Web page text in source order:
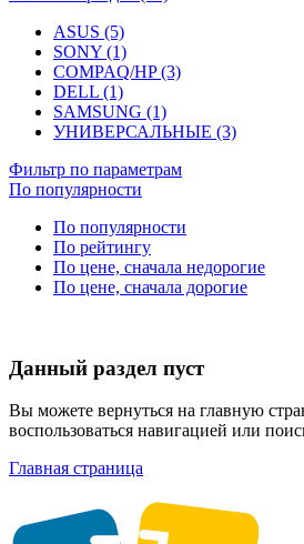
ASUS (5)
SONY (1)
COMPAQ/HP (3)
DELL (1)
SAMSUNG (1)
УНИВЕРСАЛЬНЫЕ (3)
Фильтр по параметрам
По популярности
По популярности
По рейтингу
По цене, сначала недорогие
По цене, сначала дорогие
Данный раздел пуст
Вы можете вернуться на главную
воспользоваться навигацией или
Главная страница